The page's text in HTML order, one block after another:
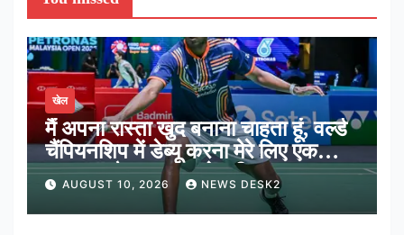
खेल
मैं अपना रास्ता खुद बनाना चाहता हूं, वर्ल्ड
चैंपियनशिप में डेब्यू करना मेरे लिए एक
शानदार मौका: आयुष शेट्टी
AUGUST 10, 2026 NEWS DESK2